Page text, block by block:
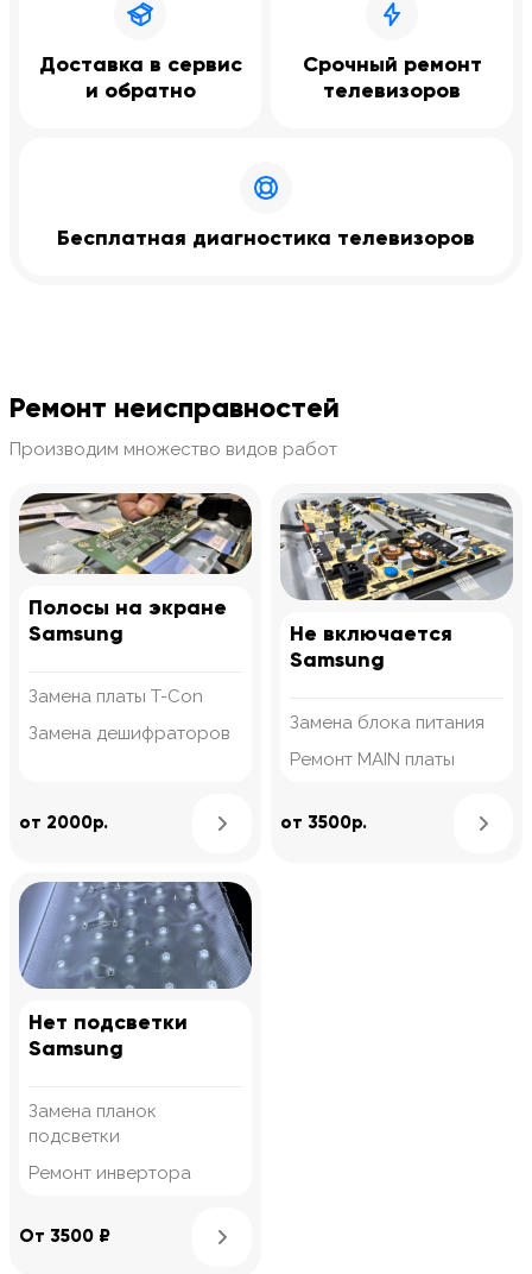
Доставка в сервис
и обратно
Срочный ремонт
телевизоров
Бесплатная диагностика телевизоров
Ремонт неисправностей
Производим множество видов работ
Полосы на экране
Samsung
Замена платы T-Con
Замена дешифраторов
от 2000р. Узнать подробнее
Не включается
Samsung
Замена блока питания
Ремонт MAIN платы
от 3500р.
Нет подсветки
Samsung
Замена планок
подсветки
Ремонт инвертора
От 3500 ₽